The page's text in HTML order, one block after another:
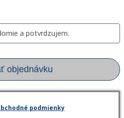
a potvrdzujem.
objednávku
podmienky